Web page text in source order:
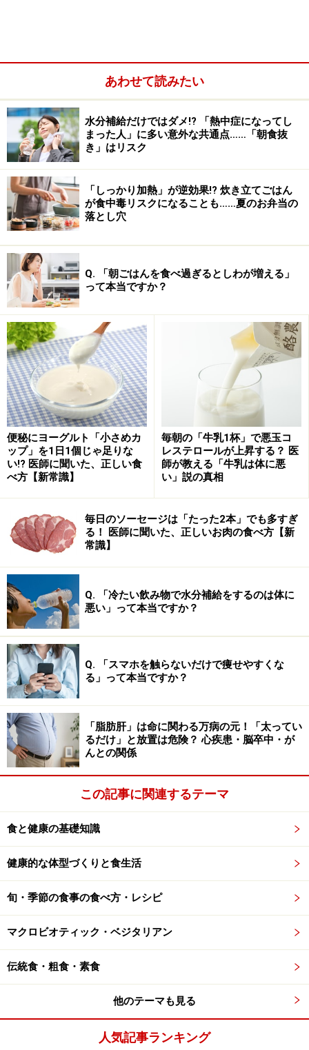
孫繁栄の願いをこめて
栗きんとん：黄金色で大きな粒の栗は商売繁盛を祈
願して
田作り：江戸時代は、田作りの材料である「かたく
ちいわし」を原料とした高級肥料が使われていたた
め、豊作を祈願して
海老：腰が曲がった姿から「腰が曲がるまで元気
で」と長寿の願いをこめて
伊達巻：丸まった形が大切な文書や絵画などの「巻
物」を連想させるため、学業祈願に
紅白なます：紅白のめでたさと、細切りのにんじん
と大根で「水引き」に見立てているという説も
昆布巻き：よろ「こぶ」の語呂合わせ
る」ようにと縁起を担いで使われているそうです。中身
の由来は諸説ありますが、いずれも縁起を担いでいるも
のばかり。数の子や海老など、現在の衛生面での観点か
らすると「冷蔵保存のほうが安全では？ 」と思うような
食材もありますが、基本的には縁起のよいものを「作り
置き」することを主眼においたメニューになっていま
す。
お正月に不足しやすい栄養素・過剰になり
やすいもの
冬野菜を使って、おいしい煮物を1品、重箱に詰めておきま
ます。
このように「おせち料理」の中身を見ていくと、野菜が
使われているのは意外にもなますとれんこん程度。お正
態になってしまいます。
きのおかずであるという性質上、味付けを濃くしておか
ないと傷んでしまいます。そのため、なますとれんこん
は酢を強く効かせますし、他の料理も塩や砂糖を通常の
あわせて読みたい
水分補給だけではダメ!? 「熱中症になってし
まった人」に多い意外な共通点……「朝食抜
き」はリスク
「しっかり加熱」が逆効果!? 炊き立てごはん
が食中毒リスクになることも……夏のお弁当の
落とし穴
Q. 「朝ごはんを食べ過ぎるとしわが増える」
って本当ですか？
便秘にヨーグルト「小さめカ
ップ」を1日1個じゃ足りな
い!? 医師に聞いた、正しい食
べ方【新常識】
毎朝の「牛乳1杯」で悪玉コ
レステロールが上昇する？ 医
師が教える「牛乳は体に悪
い」説の真相
毎日のソーセージは「たった2本」でも多すぎ
る！ 医師に聞いた、正しいお肉の食べ方【新
常識】
Q. 「冷たい飲み物で水分補給をするのは体に
悪い」って本当ですか？
Q. 「スマホを触らないだけで痩せやすくな
る」って本当ですか？
「脂肪肝」は命に関わる万病の元！「太ってい
るだけ」と放置は危険？ 心疾患・脳卒中・が
んとの関係
この記事に関連するテーマ
食と健康の基礎知識
健康的な体型づくりと食生活
旬・季節の食事の食べ方・レシピ
マクロビオティック・ベジタリアン
伝統食・粗食・素食
他のテーマも見る
人気記事ランキング